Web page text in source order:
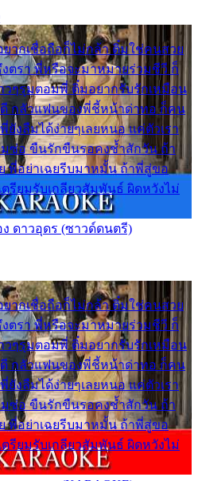
ากเชื่อถือก็ไม่กล้า ติ๋มใช่คนสวย
งตรา พี่หรือจะมาหมายร่วมชีวี ก็
วๆรุมตอมพี่ ติ๋มอยากรับรักเหมือน
กลัวแฟนของพี่ชี้หน้าด่าทอ ก็คน
งลืมได้ง่ายๆเลยหนอ แค่ตัวเรา
ซ่อ ขืนรักขืนรอคงช้ำสักวัน ถ้า
พี่อย่าเฉยรีบมาหมั้น ถ้าพี่สู่ขอ
รียมรับเกลียวสัมพันธ์ ผิดหวังไม่
ดาวอุดร (ซาวด์ดนตรี)
ากเชื่อถือก็ไม่กล้า ติ๋มใช่คนสวย
งตรา พี่หรือจะมาหมายร่วมชีวี ก็
วๆรุมตอมพี่ ติ๋มอยากรับรักเหมือน
กลัวแฟนของพี่ชี้หน้าด่าทอ ก็คน
งลืมได้ง่ายๆเลยหนอ แค่ตัวเรา
ซ่อ ขืนรักขืนรอคงช้ำสักวัน ถ้า
พี่อย่าเฉยรีบมาหมั้น ถ้าพี่สู่ขอ
รียมรับเกลียวสัมพันธ์ ผิดหวังไม่